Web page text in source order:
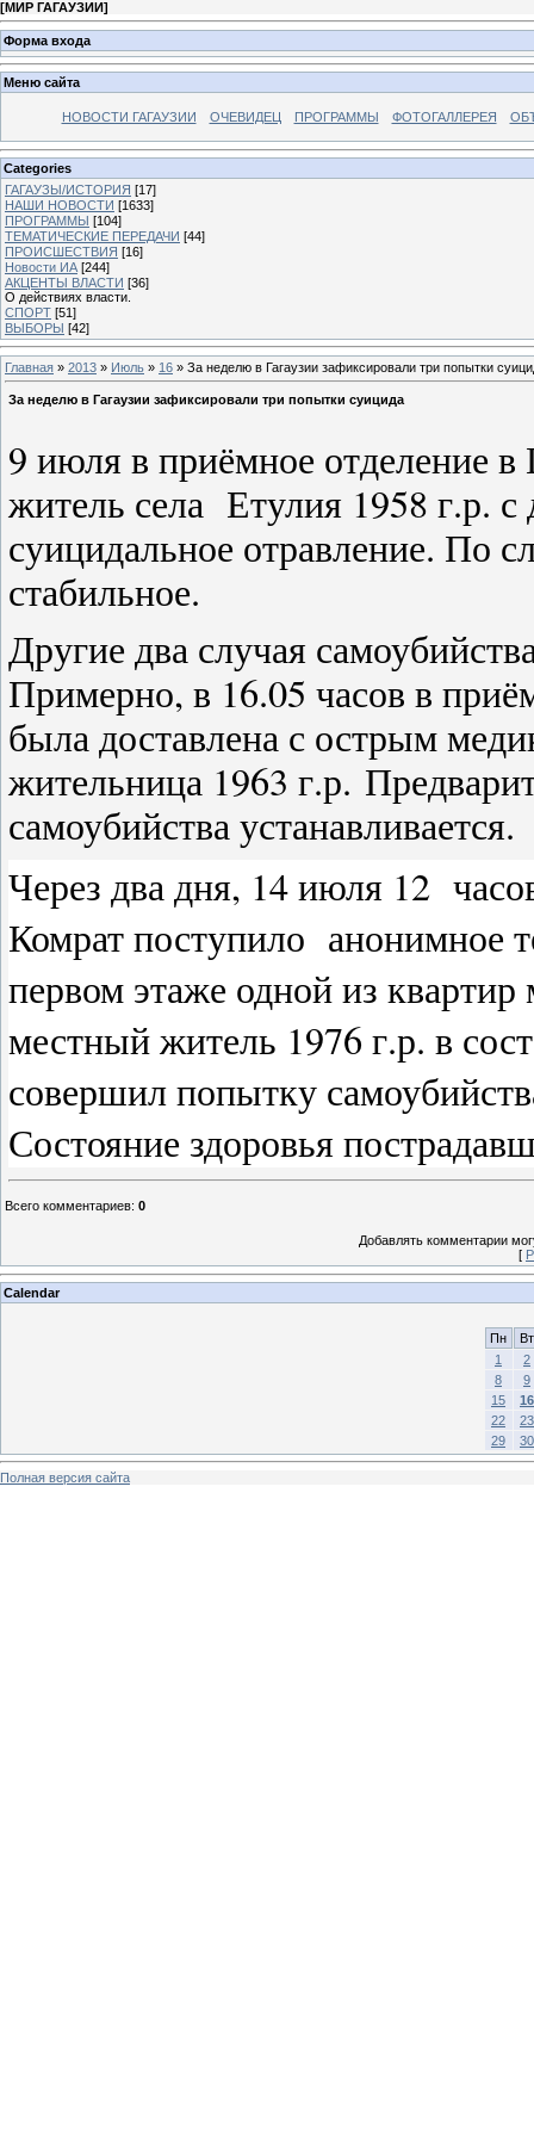
[МИР ГАГАУЗИИ]
Форма входа
Меню сайта
НОВОСТИ ГАГАУЗИИ ОЧЕВИДЕЦ ПРОГРАММЫ ФОТОГАЛЛЕРЕЯ
Categories
ГАГАУЗЫ/ИСТОРИЯ [17]
НАШИ НОВОСТИ [1633]
ПРОГРАММЫ [104]
ТЕМАТИЧЕСКИЕ ПЕРЕДАЧИ [44]
ПРОИСШЕСТВИЯ [16]
Новости ИА [244]
АКЦЕНТЫ ВЛАСТИ [36]
О действиях власти.
СПОРТ [51]
ВЫБОРЫ [42]
Главная » 2013 » Июль » 16 » За неделю в Гагаузии зафиксировали три попытки
За неделю в Гагаузии зафиксировали три попытки суицида
9 июляв приёмное отделение
житель села Етулия 1958 г.р. с
суицидальное отравление. По
стабильное.
Другие два случая
Примерно, в 16.05 часов в
была доставлена с острым
жительница 1963 г.р.
самоубийства устанавливается.
Через два дня, 14 июля 12
Комрат поступило анонимное
первом этаже одной из
местный житель 1976 г.р. в
совершил попытку
Состояние здоровья
Всего комментариев: 0
Добавлять комментарии
[
Calendar
Пн
Вт
1
2
8
9
15
16
22
23
29
30
Полная версия сайта